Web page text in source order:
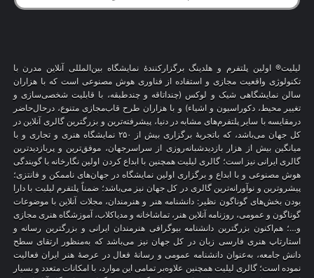
لیلیت® اولین پلتفرم و هلدینگ برگزارکنندهٔ نمایشگاه بین‌المللی آنلاین مدرن با
تکنولوژی واقعیت مجازی و استفاده از فناوری هوش مصنوعی است که با هزاران
سالن نمایشگاهی شیک و لوکس (چنداتاقه و چندطبقه، با قابلیت شخصی‌سازی و
تغییر محیط، دکوراسیون و اشیاء) و با هزاران طرح قاب‌مجازی متنوع، درحال‌حاضر
درمقایسه با سایر پلتفرم‌های مشابه در دنیا، پیشرفته‌ترین و بزرگترین گالری آنلاین در
کل جهان می‌باشد، که باتجربهٔ برگزاری بیش از ۲۵۰ نمایشگاه هنری و تجاری و با
میانگین بیش از هزار بازدیدشبانه‌روزی از سراسرجهان، موفق‌ترین و پربازدیدترین
گالری ایرانی نیز است؛ گالری لیلیت همچنین با ابداع کردن اولین نگارخانه با گویندگی
هوش مصنوعی و با ابداع و برگزاری اولین نمایشگاه در جهان‌های ناممکن و فانتزی؛
پیشروترین و نوآورانه‌ترین گالری در کل جهان نیز می‌باشد؛ ضمناً پلتفرم لیلیت با دارا
بودن بخش‌های گوناگون نظیر: دانشنامه هنر و هنرمندان، مجلات آنلاین با موضوعات
گوناگون و عمومی، روزنامه آنلاین هنر، تماشاخانه و مدیاکلاب، آموزشگاه هنری مجازی
و…؛ هم‌اکنون بزرگترین دانشنامه بیوگرافی هنرمندان ایرانی و بزرگترین رسانه و
استارتاپ هنری فارسی زبان در کل جهان نیز می‌باشد که به‌منظور ارتقای سطح
دانش جامعه، به‌عنوان دانشنامه عمومی و رسانهٔ فعال در عرصهٔ هنر ایران فعالیت
نموده است؛ گالری لیلیت همچنین علاوه‌بر تمامی این موارد، با امکانات متعدد و بسیار